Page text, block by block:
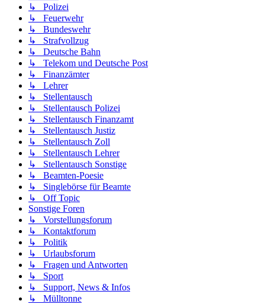
↳ Polizei
↳ Feuerwehr
↳ Bundeswehr
↳ Strafvollzug
↳ Deutsche Bahn
↳ Telekom und Deutsche Post
↳ Finanzämter
↳ Lehrer
↳ Stellentausch
↳ Stellentausch Polizei
↳ Stellentausch Finanzamt
↳ Stellentausch Justiz
↳ Stellentausch Zoll
↳ Stellentausch Lehrer
↳ Stellentausch Sonstige
↳ Beamten-Poesie
↳ Singlebörse für Beamte
↳ Off Topic
Sonstige Foren
↳ Vorstellungsforum
↳ Kontaktforum
↳ Politik
↳ Urlaubsforum
↳ Fragen und Antworten
↳ Sport
↳ Support, News & Infos
↳ Mülltonne